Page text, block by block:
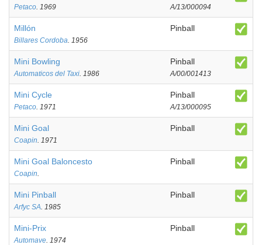
Petaco. 1969 A/13/000094
Millón
Billares Cordoba. 1956
Pinball
Mini Bowling
Automaticos del Taxi. 1986
Pinball
A/00/001413
Mini Cycle
Petaco. 1971
Pinball
A/13/000095
Mini Goal
Coapin. 1971
Pinball
Mini Goal Baloncesto
Coapin.
Pinball
Mini Pinball
Arfyc SA. 1985
Pinball
Mini-Prix
Automave. 1974
Pinball